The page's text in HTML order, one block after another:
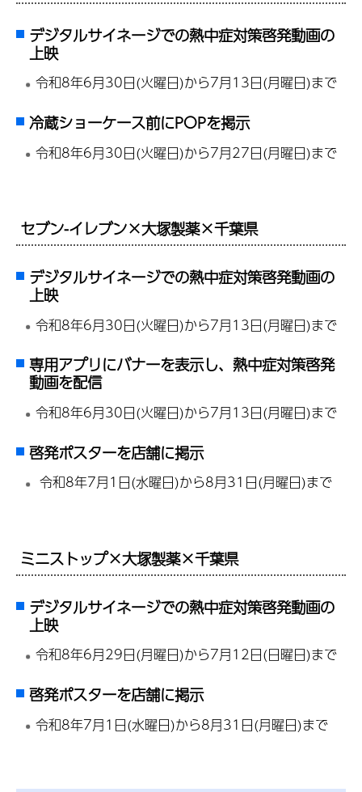
デジタルサイネージでの熱中症対策啓発動画の
上映
令和8年6月30日(火曜日)から7月13日(月曜日)まで
冷蔵ショーケース前にPOPを掲示
令和8年6月30日(火曜日)から7月27日(月曜日)まで
セブン-イレブン×大塚製薬×千葉県
デジタルサイネージでの熱中症対策啓発動画の
上映
令和8年6月30日(火曜日)から7月13日(月曜日)まで
専用アプリにバナーを表示し、熱中症対策啓発
動画を配信
令和8年6月30日(火曜日)から7月13日(月曜日)まで
啓発ポスターを店舗に掲示
令和8年7月1日(水曜日)から8月31日(月曜日)まで
ミニストップ×大塚製薬×千葉県
デジタルサイネージでの熱中症対策啓発動画の
上映
令和8年6月29日(月曜日)から7月12日(日曜日)まで
啓発ポスターを店舗に掲示
令和8年7月1日(水曜日)から8月31日(月曜日)まで